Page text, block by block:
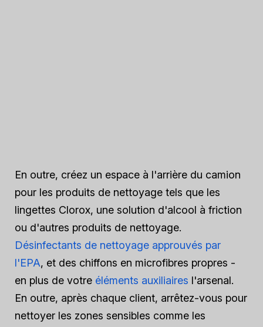
En outre, créez un espace à l'arrière du camion
pour les produits de nettoyage tels que les
lingettes Clorox, une solution d'alcool à friction
ou d'autres produits de nettoyage.
Désinfectants de nettoyage approuvés par
l'EPA, et des chiffons en microfibres propres -
en plus de votre éléments auxiliaires l'arsenal.
En outre, après chaque client, arrêtez-vous pour
nettoyer les zones sensibles comme les